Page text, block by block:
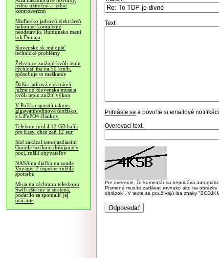
jednu užitočnú a jednu
kontroverznú
Maďarsko jadrovú elektráreň
nakoniec kompletne
neodstavilo, Rumunsko mení
tok Dunaja
Slovensko.sk má opäť
technické problémy
Železnice znižujú kvôli teplu
rýchlosť iba na 50 km/h,
spôsobuje to meškanie
Ďalšia jadrová elektráreň
južne od Slovenska musela
kvôli teplu znížiť výkon
V Poľsku spustili takmer
gigawatthodinové úložisko,
z LiFePO4 článkov
Telekom pridal 12 GB balík
pre Easy, chce zaň 12 eur
Súd zakázal samojazdiacim
Google taxíkom dobíjanie v
noci, rušili obyvateľov
NASA na diaľku na sonde
Voyager 2 úspešne znížila
spotrebu
Misia na záchranu teleskopu
Swift ešte nie je stratená,
podarilo sa spomaliť jej
otáčanie
Text:
Prihláste sa a povoľte si emailové
Overovací text:
Pre overenie, že komentár sa nepridáva
Písmená musíte zadávať rovnako ako na
obrázok". V texte sa používajú iba znaky